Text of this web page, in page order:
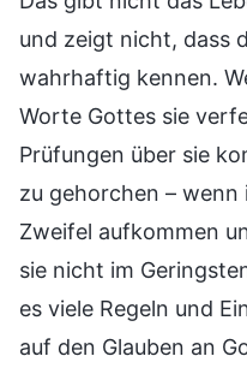
und zeigt nicht, dass
wahrhaftig kennen.
Worte Gottes sie
Prüfungen über sie
zu gehorchen –
Zweifel aufkommen
sie nicht im
es viele Regeln und
auf den Glauben an